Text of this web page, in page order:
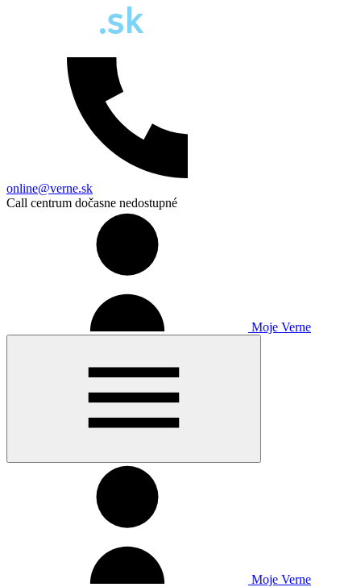
online@verne.sk
Call centrum dočasne nedostupné
Moje Verne
Moje Verne